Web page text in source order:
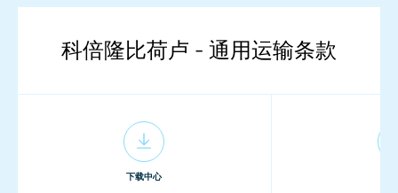
科倍隆比荷卢 - 通用运输条款
下载中心